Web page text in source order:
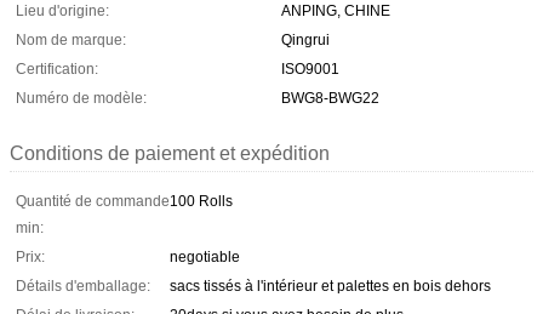
Lieu d'origine:
ANPING, CHINE
Nom de marque:
Qingrui
Certification:
ISO9001
Numéro de modèle:
BWG8-BWG22
Conditions de paiement et expédition
Quantité de commande
min:
100 Rolls
Prix:
negotiable
Détails d'emballage:
sacs tissés à l'intérieur et palettes en bois dehors